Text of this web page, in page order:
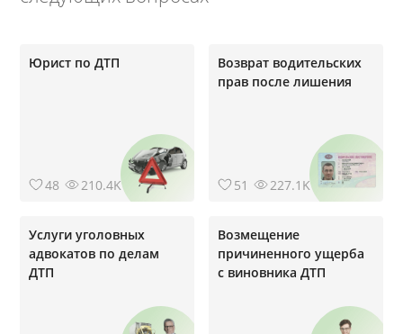
Юрист по ДТП
48 210.4K
Возврат водительских
прав после лишения
51 227.1K
Услуги уголовных
адвокатов по делам
ДТП
Возмещение
причиненного ущерба
с виновника ДТП